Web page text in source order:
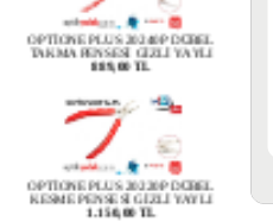
OPTİONE PLUS 20240P DÜBEL
TAKMA PENSESİ GİZLİ YAYLI
889,00 TL
OPTİONE PLUS 20220P DÜBEL
KESME PENSESİ GİZLİ YAYLI
1.150,00 TL